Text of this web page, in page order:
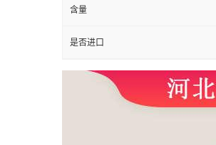
含量
是否进口